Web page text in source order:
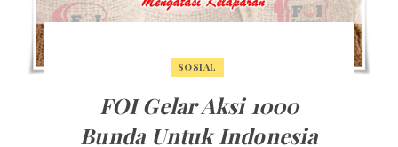
SOSIAL
FOI Gelar Aksi 1000
Bunda Untuk Indonesia